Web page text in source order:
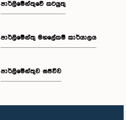
පාර්ලිමේන්තුවේ කටයුතු
පාර්ලිමේන්තු මහලේකම් කාර්යාලය
පාර්ලිමේන්තුව සජීවීව